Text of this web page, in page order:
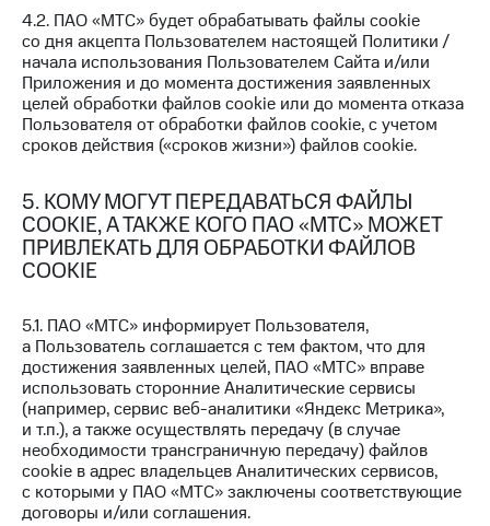
МТС Pay
Оплата
по QR-
коду
за границей
магазин
Наушники
и
колонки
часы
и
трекеры
Умный
дом
Планшеты
Акции
4.2. ПАО «МТС» будет обрабатывать файлы cookie
со дня акцепта Пользователем настоящей Политики /
начала использования Пользователем Сайта и/или
Приложения и до момента достижения заявленных
целей обработки файлов cookie или до момента отказа
Пользователя от обработки файлов cookie, с учетом
сроков действия («сроков жизни») файлов cookie.
5. КОМУ МОГУТ ПЕРЕДАВАТЬСЯ ФАЙЛЫ
COOKIE, А ТАКЖЕ КОГО ПАО «МТС» МОЖЕТ
ПРИВЛЕКАТЬ ДЛЯ ОБРАБОТКИ ФАЙЛОВ
COOKIE
5.1. ПАО «МТС» информирует Пользователя,
а Пользователь соглашается с тем фактом, что для
достижения заявленных целей, ПАО «МТС» вправе
использовать сторонние Аналитические сервисы
(например, сервис веб-аналитики «Яндекс Метрика»,
и т.п.), а также осуществлять передачу (в случае
необходимости трансграничную передачу) файлов
cookie в адрес владельцев Аналитических сервисов,
с которыми у ПАО «МТС» заключены соответствующие
договоры и/или соглашения.